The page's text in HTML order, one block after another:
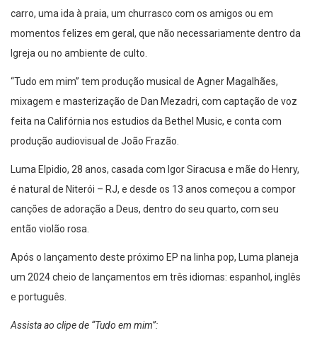
carro, uma ida à praia, um churrasco com os amigos ou em
momentos felizes em geral, que não necessariamente dentro da
Igreja ou no ambiente de culto.
“Tudo em mim” tem produção musical de Agner Magalhães,
mixagem e masterização de Dan Mezadri, com captação de voz
feita na Califórnia nos estudios da Bethel Music, e conta com
produção audiovisual de João Frazão.
Luma Elpidio, 28 anos, casada com Igor Siracusa e mãe do Henry,
é natural de Niterói – RJ, e desde os 13 anos começou a compor
canções de adoração a Deus, dentro do seu quarto, com seu
então violão rosa.
Após o lançamento deste próximo EP na linha pop, Luma planeja
um 2024 cheio de lançamentos em três idiomas: espanhol, inglês
e português.
Assista ao clipe de “Tudo em mim”: